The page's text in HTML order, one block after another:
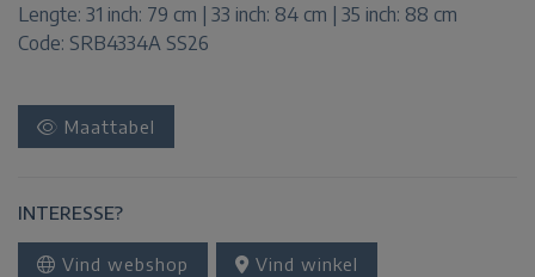
Lengte: 31 inch: 79 cm | 33 inch: 84 cm | 35 inch: 88 cm
Code: SRB4334A SS26
Maattabel
INTERESSE?
Vind webshop Vind winkel